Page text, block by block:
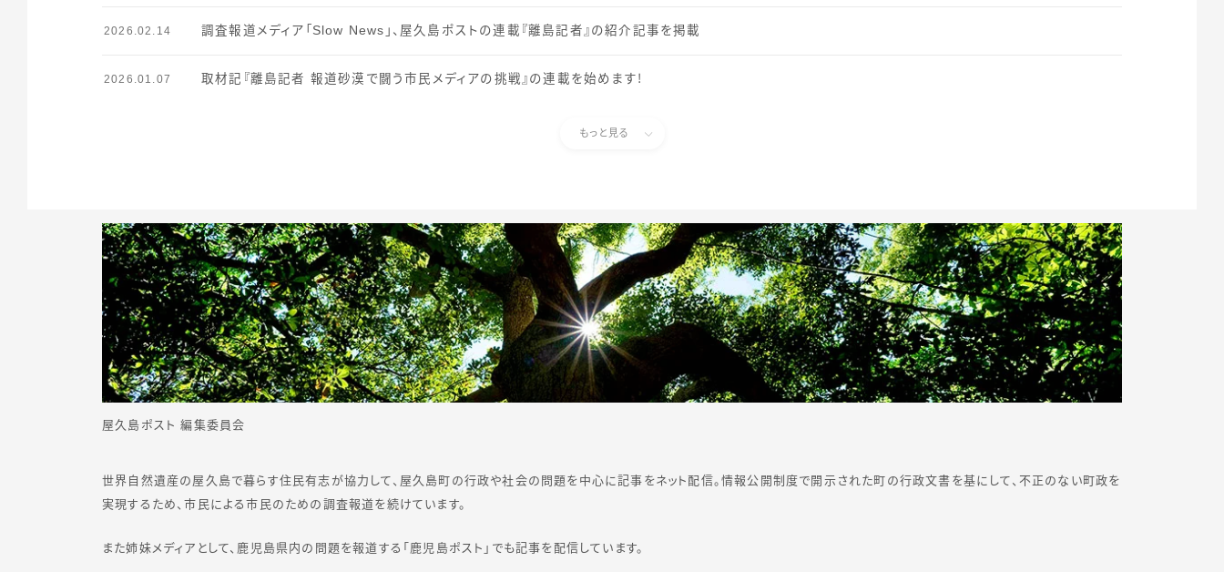
調査報道メディア「Slow News」、屋久島ポストの連載『離島記者』の紹介記事を掲載
2026.02.14
取材記『離島記者 報道砂漠で闘う市民メディアの挑戦』の連載を始めます！
2026.01.07
もっと見る
屋久島ポスト 編集委員会
世界自然遺産の屋久島で暮らす住民有志が協力して、屋久島町の行政や社会の問題を中心に記事をネット配信。情報公開制度で開示された町の行政文書を基にして、不正のない町政を
実現するため、市民による市民のための調査報道を続けています。
また姉妹メディアとして、鹿児島県内の問題を報道する「鹿児島ポスト」でも記事を配信しています。